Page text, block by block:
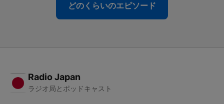
どのくらいのエピソード
Radio Japan
ラジオ局とポッドキャスト